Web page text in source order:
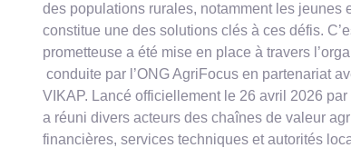
des populations rurales, notamment les jeunes
constitue une des solutions clés à ces défis.
prometteuse a été mise en place à travers
conduite par l’ONG AgriFocus en partenariat
VIKAP. Lancé officiellement le 26 avril 2026
a réuni divers acteurs des chaînes de valeur
financières, services techniques et autorités